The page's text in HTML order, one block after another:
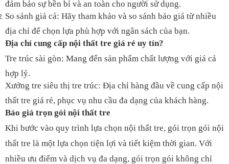
đảm bảo sự bền bỉ và an toàn cho người sử dụng.
So sánh giá cả: Hãy tham khảo và so sánh báo giá từ nhiều
địa chỉ để chọn lựa phù hợp với ngân sách của bạn.
Địa chỉ cung cấp nội thất tre giá rẻ uy tín?
Tre trúc sài gòn: Mang đến sản phẩm chất lượng với giá cả
hợp lý.
Xưởng tre siêu thị tre trúc: Địa chỉ hàng đầu về cung cấp nội
thất tre giá rẻ, phục vụ nhu cầu đa dạng của khách hàng.
Báo giá trọn gói nội thất tre
Khi bước vào quy trình lựa chọn nội thất tre, gói trọn gói nội
thất tre là một lựa chọn tiện lợi và tiết kiệm thời gian. Với
nhiều ưu điểm và dịch vụ đa dạng, gói trọn gói không chỉ